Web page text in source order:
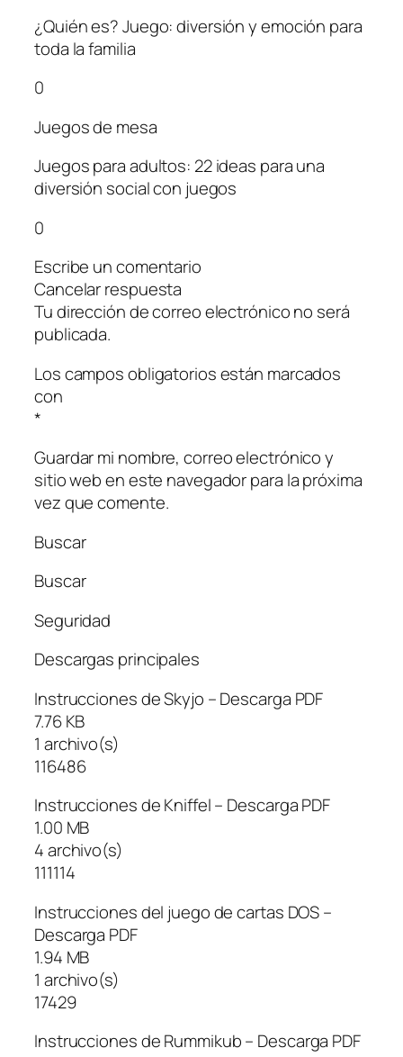
¿Quién es? Juego: diversión y emoción para
toda la familia
0
Juegos de mesa
Juegos para adultos: 22 ideas para una
diversión social con juegos
0
Escribe un comentario
Cancelar respuesta
Tu dirección de correo electrónico no será
publicada.
Los campos obligatorios están marcados
con
*
Guardar mi nombre, correo electrónico y
sitio web en este navegador para la próxima
vez que comente.
Buscar
Buscar
Seguridad
Descargas principales
Instrucciones de Skyjo – Descarga PDF
7.76 KB
1 archivo(s)
116486
Instrucciones de Kniffel – Descarga PDF
1.00 MB
4 archivo(s)
111114
Instrucciones del juego de cartas DOS –
Descarga PDF
1.94 MB
1 archivo(s)
17429
Instrucciones de Rummikub – Descarga PDF